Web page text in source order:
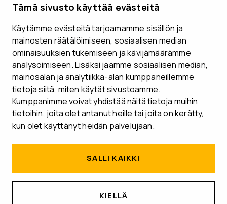
Tämä sivusto käyttää evästeitä
Käytämme evästeitä tarjoamamme sisällön ja
mainosten räätälöimiseen, sosiaalisen median
ominaisuuksien tukemiseen ja kävijämäärämme
analysoimiseen. Lisäksi jaamme sosiaalisen median,
mainosalan ja analytiikka-alan kumppaneillemme
tietoja siitä, miten käytät sivustoamme.
Kumppanimme voivat yhdistää näitä tietoja muihin
tietoihin, joita olet antanut heille tai joita on kerätty,
kun olet käyttänyt heidän palvelujaan.
SALLI KAIKKI
KIELLÄ